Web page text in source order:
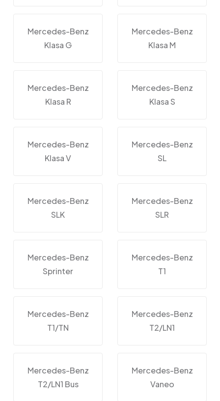
Mercedes-Benz
Klasa G
Mercedes-Benz
Klasa M
Mercedes-Benz
Klasa R
Mercedes-Benz
Klasa S
Mercedes-Benz
Klasa V
Mercedes-Benz
SL
Mercedes-Benz
SLK
Mercedes-Benz
SLR
Mercedes-Benz
Sprinter
Mercedes-Benz
T1
Mercedes-Benz
T1/TN
Mercedes-Benz
T2/LN1
Mercedes-Benz
T2/LN1 Bus
Mercedes-Benz
Vaneo